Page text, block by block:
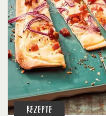
REZEPTE